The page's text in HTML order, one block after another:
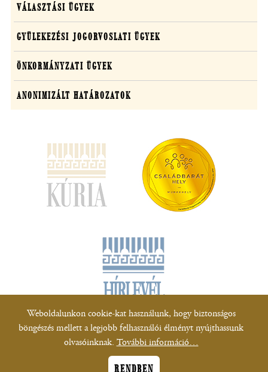
VÁLASZTÁSI ÜGYEK
GYÜLEKEZÉSI JOGORVOSLATI ÜGYEK
ÖNKORMÁNYZATI ÜGYEK
ANONIMIZÁLT HATÁROZATOK
Minden jog fenntartva!
technikai feltételekről|Akadálymentesítési nyilatkozat
Weboldalunkon cookie-kat használunk, hogy biztonságos
böngészés mellett a legjobb felhasználói élményt nyújthassunk
olvasóinknak. További információ…
RENDBEN